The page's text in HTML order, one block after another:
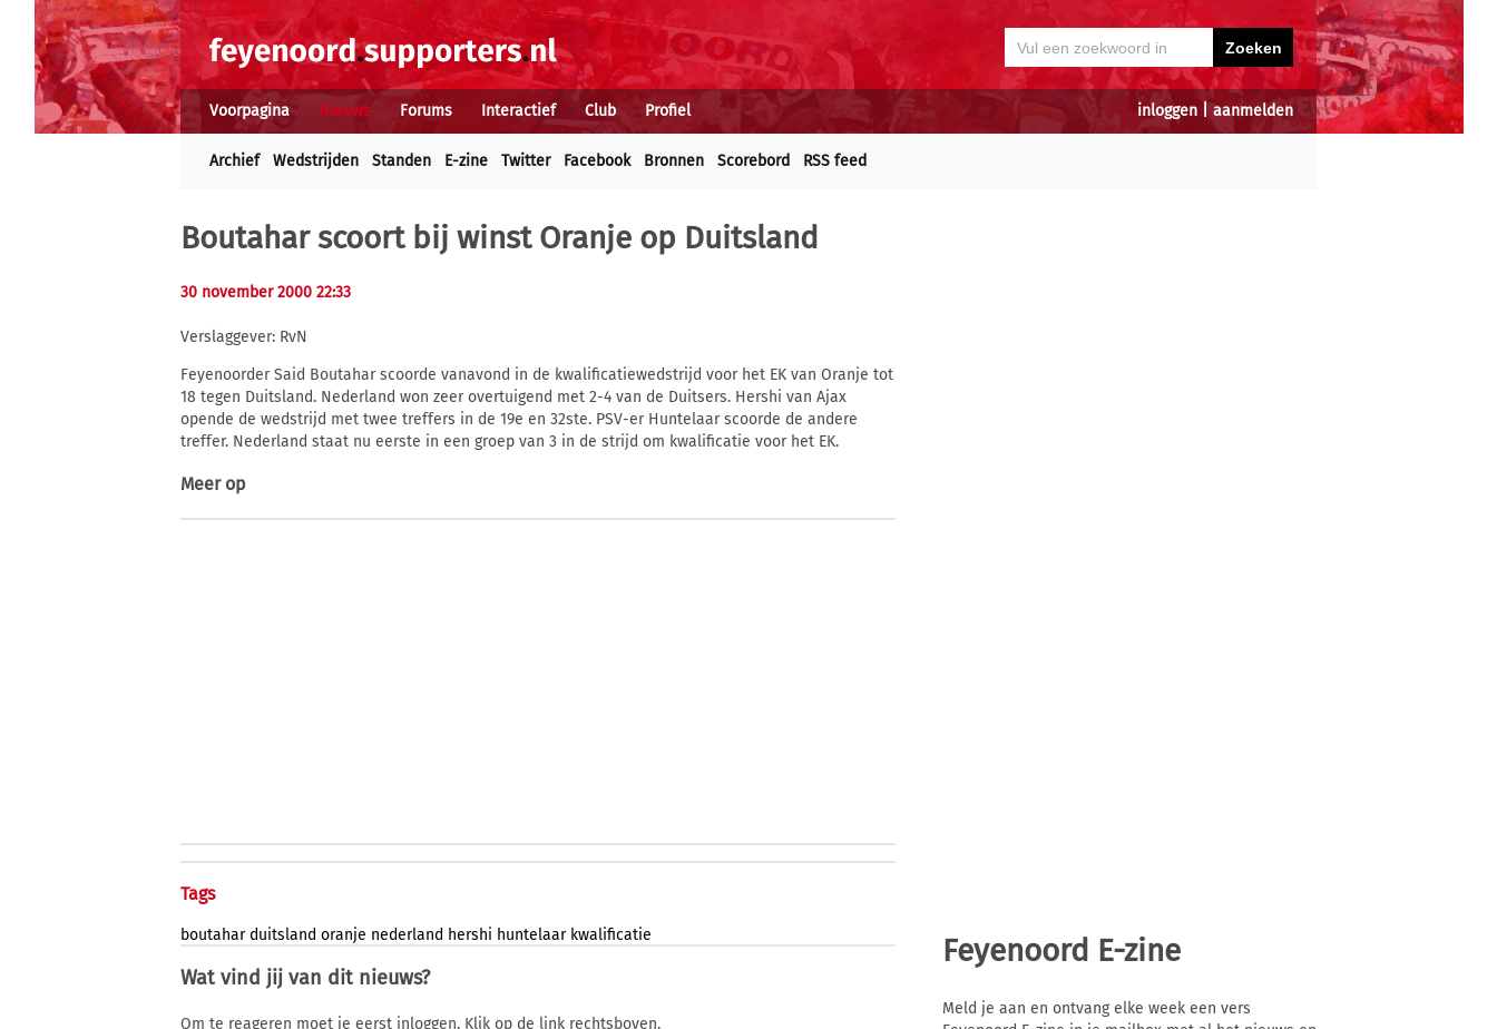
inloggen aanmelden
Voorpagina Nieuws Forums Interactief Club Profiel
Archief Wedstrijden Standen E-zine Twitter Facebook Bronnen Scorebord RSS feed
Boutahar scoort bij winst Oranje op Duitsland
30 november 2000 22:33
Verslaggever: RvN
Feyenoorder Said Boutahar scoorde vanavond in de kwalificatiewedstrijd voor het EK van Oranje tot
18 tegen Duitsland. Nederland won zeer overtuigend met 2-4 van de Duitsers. Hershi van Ajax
opende de wedstrijd met twee treffers in de 19e en 32ste. PSV-er Huntelaar scoorde de andere
treffer. Nederland staat nu eerste in een groep van 3 in de strijd om kwalificatie voor het EK.
Meer op
Tags
boutahar duitsland oranje nederland hershi huntelaar kwalificatie
Wat vind jij van dit nieuws?
Om te reageren moet je eerst inloggen. Klik op de link rechtsboven.
Feyenoord E-zine
Meld je aan en ontvang elke week een vers